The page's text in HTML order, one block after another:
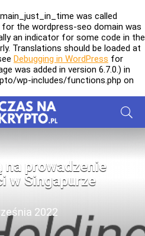
was called
for the wordpress-seo domain was
an indicator for some code in the
Translations should be loaded at
Debugging in WordPress for
was added in version 6.7.0.) in
wp-includes/functions.php on
na prowadzenie
w Singapurze
2022